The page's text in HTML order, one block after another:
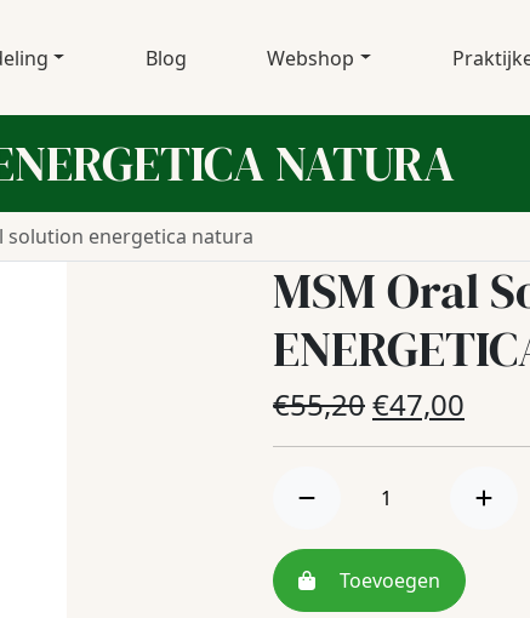
Blog Webshop
NATURA
solution energetica natura
MSM Oral
€55,20
prijs
was:
€47,00
prijs
is:
Toevoegen